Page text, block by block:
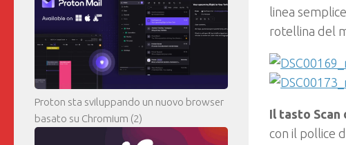
linea
rotellina del
Il tasto Scan
con il pollice
Proton sta sviluppando un nuovo browser
basato su Chromium (2)